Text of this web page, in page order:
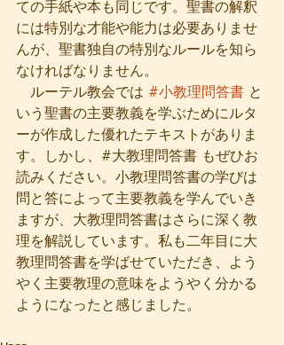
ての手紙や本も同じです。聖書の解釈
には特別な才能や能力は必要ありませ
んが、聖書独自の特別なルールを知ら
なければなりません。
ルーテル教会では #小教理問答書 と
いう聖書の主要教義を学ぶためにルタ
ーが作成した優れたテキストがありま
す。しかし、#大教理問答書 もぜひお
読みください。小教理問答書の学びは
問と答によって主要教義を学んでいき
ますが、大教理問答書はさらに深く教
理を解説しています。私も二年目に大
教理問答書を学ばせていただき、よう
やく主要教理の意味をようやく分かる
ようになったと感じました。